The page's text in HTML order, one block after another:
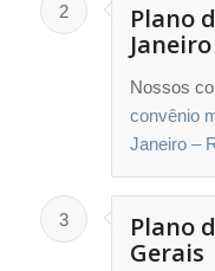
2
Plano
Janeiro
Nossos
convênio
Janeiro –
3
Plano
Gerais